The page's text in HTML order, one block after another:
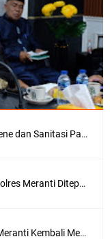
SPPG Mantiasa Jalani Inspeksi Higiene dan Sanitasi Pangan
Rombongan Negeri Melaka dan Kapolres Meranti Ditepungtawari, Sinergi Adat hingga Green Policing Menguat
Pemerintah Kabupaten Kepulauan Meranti Kembali Merombak 3 Pejabat Eselon III. A Serta III. B